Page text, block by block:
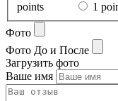
points 1
Фото
Фото До и После
Загрузить фото
Ваше имя